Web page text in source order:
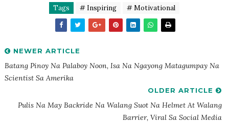
Tags # Inspiring # Motivational
NEWER ARTICLE
Batang Pinoy Na Palaboy Noon, Isa Na Ngayong Matagumpay Na
Scientist Sa Amerika
OLDER ARTICLE
Pulis Na May Backride Na Walang Suot Na Helmet At Walang
Barrier, Viral Sa Social Media